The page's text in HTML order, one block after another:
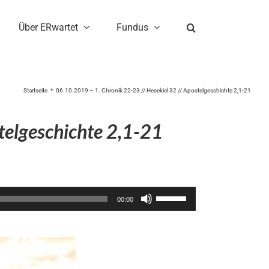
Über ERwartet Fundus
Startseite 06.10.2019 – 1. Chronik 22-23 // Hesekiel 32 // Apostelgeschichte 2,1-21
2,1-21
00:00